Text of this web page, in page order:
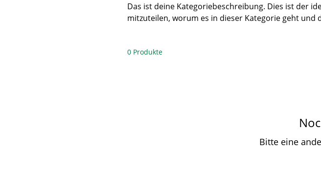
Das ist deine Kategoriebeschreibung. Dies ist der
mitzuteilen, worum es in dieser Kategorie geht und
0 Produkte
Bitte eine